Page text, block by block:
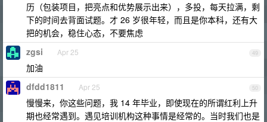
历（包装项目，把亮点和优势展示出来），多投，每天拉满，剩
下的时间去背面试题。才 26 岁很年轻，而且是你本科，还有大
把的机会，稳住心态，不要焦虑
49
zgsi Apr 25
加油
50
dfdd1811 Apr 25
慢慢来，你这些问题，我 14 年毕业，即使现在的所谓红利上升
期也经常遇到。遇见培训机构这种事情是经常的。当时我们也是